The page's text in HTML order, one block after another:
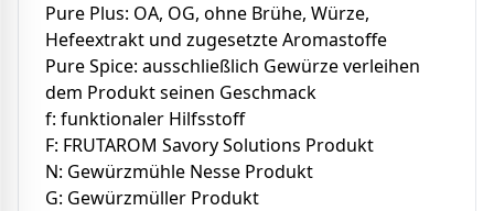
Pure Plus: OA, OG, ohne Brühe, Würze,
Hefeextrakt und zugesetzte Aromastoffe
Pure Spice: ausschließlich Gewürze verleihen
dem Produkt seinen Geschmack
f: funktionaler Hilfsstoff
F: FRUTAROM Savory Solutions Produkt
N: Gewürzmühle Nesse Produkt
G: Gewürzmüller Produkt